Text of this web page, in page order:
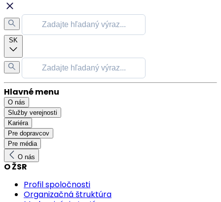
SK
Hlavné menu
O nás
Služby verejnosti
Kariéra
Pre dopravcov
Pre média
O nás
O ŽSR
Profil spoločnosti
Organizačná štruktúra